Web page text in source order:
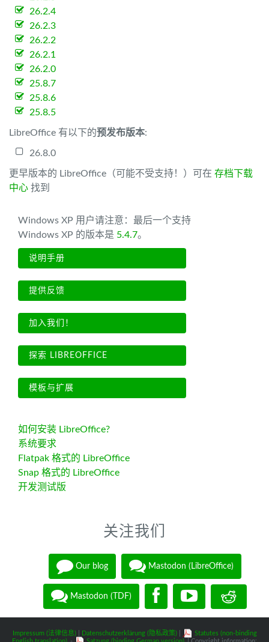
26.2.4
26.2.3
26.2.2
26.2.1
26.2.0
25.8.7
25.8.6
25.8.5
LibreOffice 有以下的预发布版本:
26.8.0
更早版本的 LibreOffice（可能不受支持！）可在 存档下载
中心 找到
Windows XP 用户请注意：最后一个支持
Windows XP 的版本是 5.4.7。
说明手册
提供反馈
加入我们！
探索 LIBREOFFICE
模板与扩展
如何安装 LibreOffice?
系统要求
Flatpak 格式的 LibreOffice
Snap 格式的 LibreOffice
开发测试版
关注我们
Our blog Mastodon (LibreOffice)
Mastodon (TDF)
Impressum (法律信息)| Datenschutzerklärung (隐私政策)|
Statutes (non-binding